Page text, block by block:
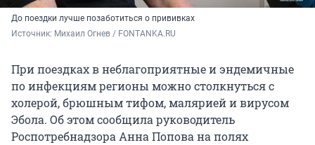
До поездки лучше позаботиться о прививках
Источник: Михаил Огнев / FONTANKA.RU
При поездках в неблагоприятные и эндемичные
по инфекциям регионы можно столкнуться с
холерой, брюшным тифом, малярией и вирусом
Эбола. Об этом сообщила руководитель
Роспотребнадзора Анна Попова на полях